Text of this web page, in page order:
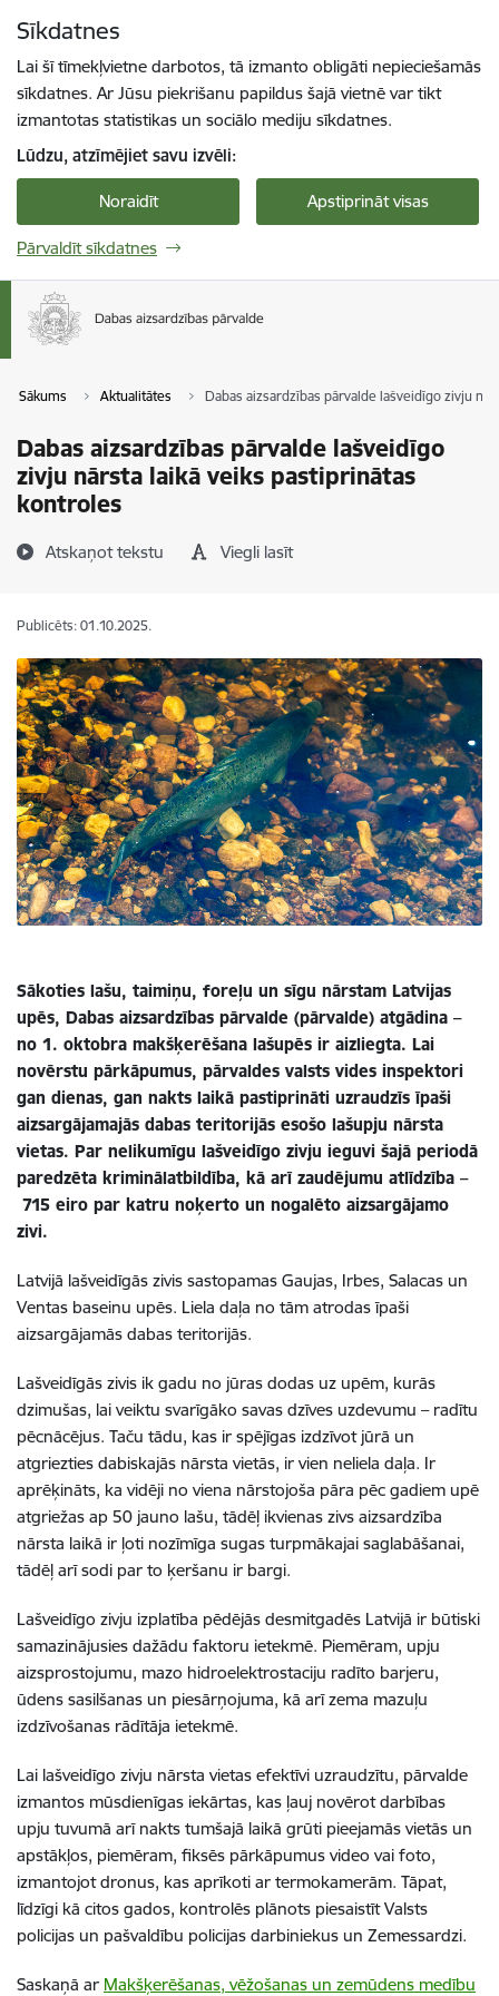
Sīkdatnes
Lai šī tīmekļvietne darbotos, tā izmanto obligāti nepieciešamās
sīkdatnes. Ar Jūsu piekrišanu papildus šajā vietnē var tikt
izmantotas statistikas un sociālo mediju sīkdatnes.
Lūdzu, atzīmējiet savu izvēli:
Noraidīt Apstiprināt visas
Pārvaldīt sīkdatnes
Sākums Aktualitātes Dabas aizsardzības pārvalde lašveidīgo zivju
Dabas aizsardzības pārvalde lašveidīgo
zivju nārsta laikā veiks pastiprinātas
kontroles
Atskaņot tekstu Viegli lasīt
Publicēts: 01.10.2025.
Sākoties lašu, taimiņu, foreļu un sīgu nārstam Latvijas
upēs, Dabas aizsardzības pārvalde (pārvalde) atgādina –
no 1. oktobra makšķerēšana lašupēs ir aizliegta. Lai
novērstu pārkāpumus, pārvaldes valsts vides inspektori
gan dienas, gan nakts laikā pastiprināti uzraudzīs īpaši
aizsargājamajās dabas teritorijās esošo lašupju nārsta
vietas. Par nelikumīgu lašveidīgo zivju ieguvi šajā periodā
paredzēta kriminālatbildība, kā arī zaudējumu atlīdzība –
715 eiro par katru noķerto un nogalēto aizsargājamo
zivi.
Latvijā lašveidīgās zivis sastopamas Gaujas, Irbes, Salacas un
Ventas baseinu upēs. Liela daļa no tām atrodas īpaši
aizsargājamās dabas teritorijās.
Lašveidīgās zivis ik gadu no jūras dodas uz upēm, kurās
dzimušas, lai veiktu svarīgāko savas dzīves uzdevumu – radītu
pēcnācējus. Taču tādu, kas ir spējīgas izdzīvot jūrā un
atgriezties dabiskajās nārsta vietās, ir vien neliela daļa. Ir
aprēķināts, ka vidēji no viena nārstojoša pāra pēc gadiem upē
atgriežas ap 50 jauno lašu, tādēļ ikvienas zivs aizsardzība
nārsta laikā ir ļoti nozīmīga sugas turpmākajai saglabāšanai,
tādēļ arī sodi par to ķeršanu ir bargi.
Lašveidīgo zivju izplatība pēdējās desmitgadēs Latvijā ir būtiski
samazinājusies dažādu faktoru ietekmē. Piemēram, upju
aizsprostojumu, mazo hidroelektrostaciju radīto barjeru,
ūdens sasilšanas un piesārņojuma, kā arī zema mazuļu
izdzīvošanas rādītāja ietekmē.
Lai lašveidīgo zivju nārsta vietas efektīvi uzraudzītu, pārvalde
izmantos mūsdienīgas iekārtas, kas ļauj novērot darbības
upju tuvumā arī nakts tumšajā laikā grūti pieejamās vietās un
apstākļos, piemēram, fiksēs pārkāpumus video vai foto,
izmantojot dronus, kas aprīkoti ar termokamerām. Tāpat,
līdzīgi kā citos gados, kontrolēs plānots piesaistīt Valsts
policijas un pašvaldību policijas darbiniekus un Zemessardzi.
Saskaņā ar Makšķerēšanas, vēžošanas un zemūdens medību